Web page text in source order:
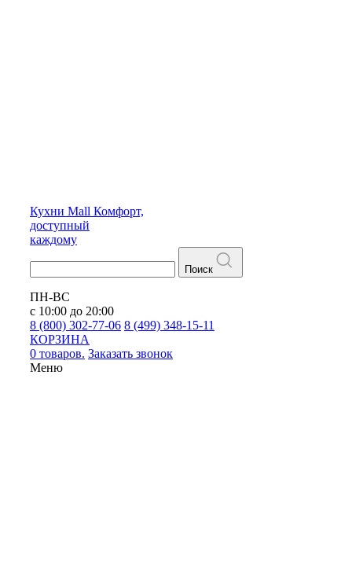
Кухни Mall Комфорт,
доступный
каждому
Поиск
ПН-ВС
с 10:00 до 20:00
8 (800) 302-77-06 8 (499) 348-15-11
КОРЗИНА
0 товаров. Заказать звонок
Меню